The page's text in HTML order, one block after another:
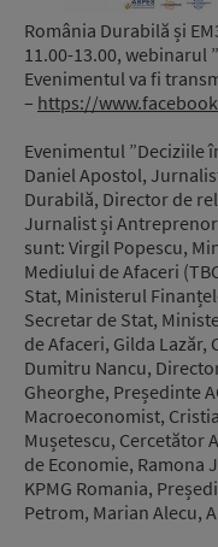
România Durabilă și
11.00-13.00, webinarul
Evenimentul va fi
– https://
Evenimentul ”Deciziile
Daniel Apostol,
Durabilă, Director de
Jurnalist și
sunt: Virgil Popescu,
Mediului de Afaceri
Stat, Ministerul
Secretar de Stat,
de Afaceri, Gilda
Dumitru Nancu,
Gheorghe, Președinte
Macroeconomist,
Mușetescu, Cercetător
de Economie, Ramona
KPMG Romania,
Petrom, Marian Alecu,